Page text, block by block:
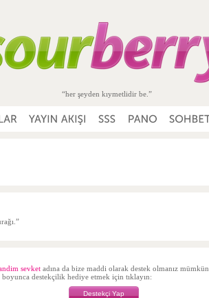
“her şeyden kıymetlidir be.”
sevket adına da bize maddi olarak destek olmanız mümkün.
boyunca destekçilik hediye etmek için tıklayın:
Destekçi Yap